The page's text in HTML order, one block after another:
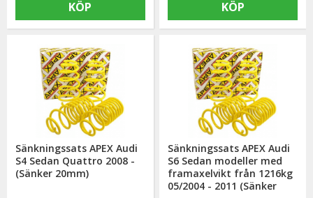
KÖP KÖP
Sänkningssats APEX Audi
S4 Sedan Quattro 2008 -
(Sänker 20mm)
Sänkningssats APEX Audi
S6 Sedan modeller med
framaxelvikt från 1216kg
05/2004 - 2011 (Sänker